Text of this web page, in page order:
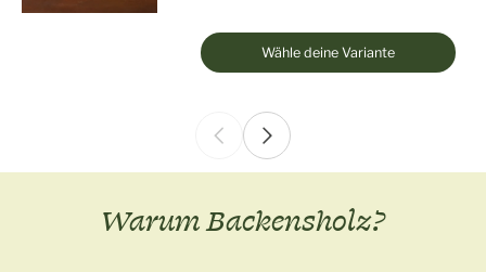
Wähle deine Variante
Warum Backensholz?